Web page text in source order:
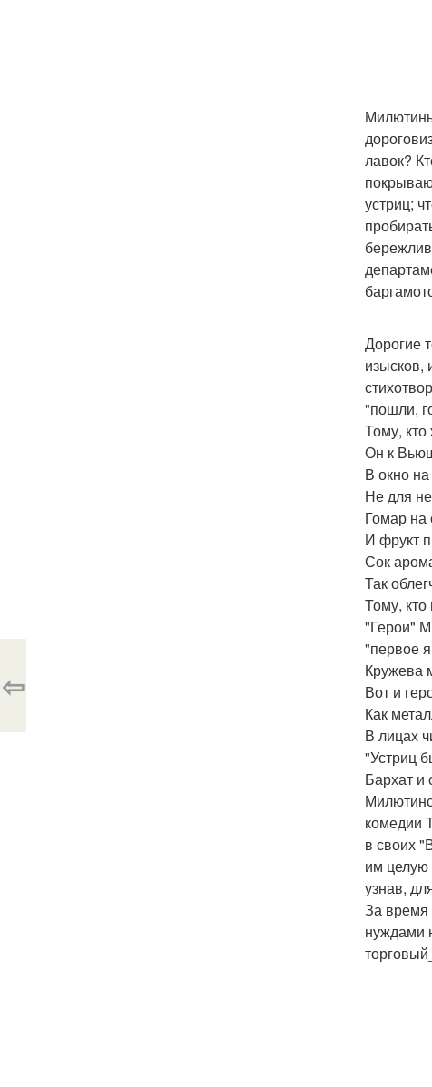
лавок?
устриц;
Дорогие
изысков,
"пошли,
Тому,
Он к
В окно
Не для
Гомар на
И фрукт
Сок
Так
Тому,
"Герои"
"первое
Кружева
Вот и
Как
В лицах
"Устриц
Бархат и
комедии
в своих
им целую
узнав,
За время
нуждами
⇦